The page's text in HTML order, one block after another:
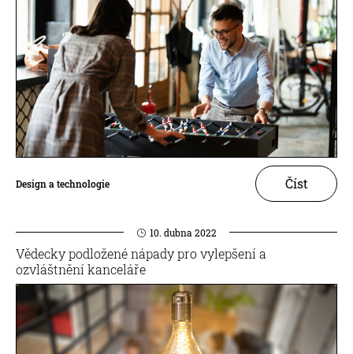
Design a technologie Číst
10. dubna 2022
Vědecky podložené nápady pro vylepšení a
ozvláštnění kanceláře